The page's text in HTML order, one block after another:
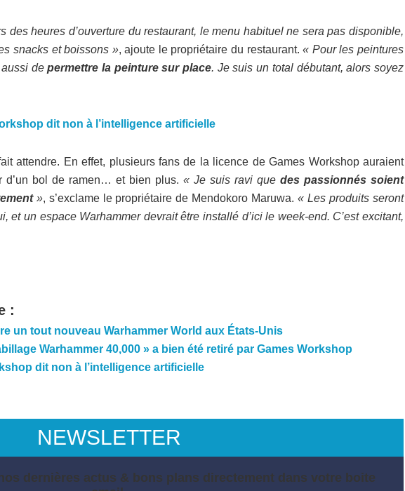
des heures d’ouverture du restaurant, le menu habituel ne sera pas disponible,
snacks et boissons », ajoute le propriétaire du restaurant.« Pour les peintures
aussi depermettre la peinture sur place. Je suis un total débutant, alors soyez
dit non à l’intelligence artificielle
attendre. En effet, plusieurs fans de la licence de Games Workshop auraient
d’un bol de ramen… et bien plus. « Je suis ravi que des passionnés soient
», s’exclame le propriétaire de Mendokoro Maruwa.« Les produits seront
et un espace Warhammer devrait être installé d’ici le week-end. C’est excitant,
:
un tout nouveau Warhammer World aux États-Unis
Warhammer 40,000 » a bien été retiré par Games Workshop
dit non à l’intelligence artificielle
NEWSLETTER
dernières actus & bons plans directement dans votre boite